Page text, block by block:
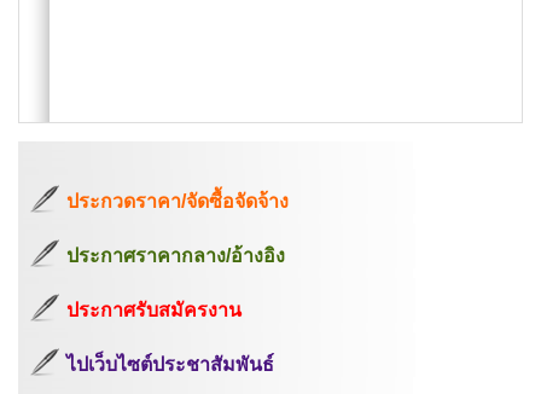
ประกวดราคา/จัดซื้อจัดจ้าง
ประกาศราคากลาง/อ้างอิง
ประกาศรับสมัครงาน
ไปเว็บไซต์ประชาสัมพันธ์